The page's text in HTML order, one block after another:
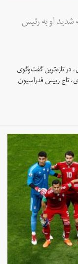
او به رئیس
در تازه‌ترین گفت‌وگوی
تاج رییس فدراسیون